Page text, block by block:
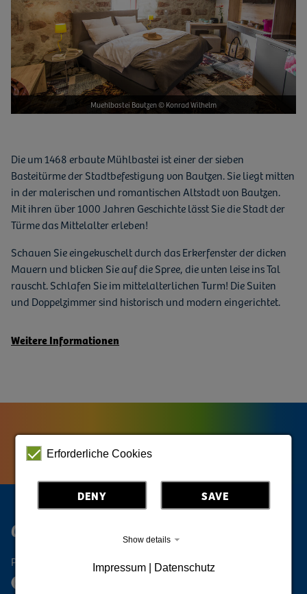
Muehlbastei Bautzen © Konrad Wilhelm
Die um 1468 erbaute Mühlbastei ist einer der sieben
Basteitürme der Stadtbefestigung von Bautzen. Sie liegt mitten
in der malerischen und romantischen Altstadt von Bautzen.
Mit ihren über 1000 Jahren Geschichte lässt Sie die Stadt der
Türme das Mittelalter erleben!
Schauen Sie eingekuschelt durch das Erkerfenster der dicken
Mauern und blicken Sie auf die Spree, die unten leise ins Tal
rauscht. Schlafen Sie im mittelalterlichen Turm! Die Suiten
und Doppelzimmer sind historisch und modern eingerichtet.
Weitere Informationen
Cyfrowe Górne Łużyce
Podążaj za Oberlausitz
Erforderliche Cookies
DENY SAVE
Show details
Impressum | Datenschutz